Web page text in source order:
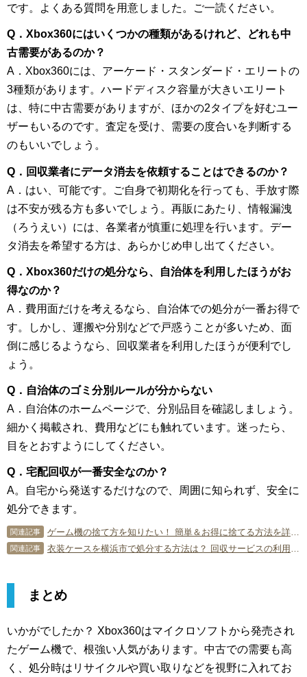
です。よくある質問を用意しました。ご一読ください。
Q．Xbox360にはいくつかの種類があるけれど、どれも中
古需要があるのか？
A．Xbox360には、アーケード・スタンダード・エリートの
3種類があります。ハードディスク容量が大きいエリート
は、特に中古需要がありますが、ほかの2タイプを好むユー
ザーもいるのです。査定を受け、需要の度合いを判断する
のもいいでしょう。
Q．回収業者にデータ消去を依頼することはできるのか？
A．はい、可能です。ご自身で初期化を行っても、手放す際
は不安が残る方も多いでしょう。再販にあたり、情報漏洩
（ろうえい）には、各業者が慎重に処理を行います。デー
タ消去を希望する方は、あらかじめ申し出てください。
Q．Xbox360だけの処分なら、自治体を利用したほうがお
得なのか？
A．費用面だけを考えるなら、自治体での処分が一番お得で
す。しかし、運搬や分別などで戸惑うことが多いため、面
倒に感じるようなら、回収業者を利用したほうが便利でし
ょう。
Q．自治体のゴミ分別ルールが分からない
A．自治体のホームページで、分別品目を確認しましょう。
細かく掲載され、費用などにも触れています。迷ったら、
目をとおすようにしてください。
Q．宅配回収が一番安全なのか？
A。自宅から発送するだけなので、周囲に知られず、安全に
処分できます。
関連記事 ゲーム機の捨て方を知りたい！ 簡単＆お得に捨てる方法を詳しく紹介！
関連記事 衣装ケースを横浜市で処分する方法は？ 回収サービスの利用方法も解説
まとめ
いかがでしたか？ Xbox360はマイクロソフトから発売され
たゲーム機で、根強い人気があります。中古での需要も高
く、処分時はリサイクルや買い取りなどを視野に入れてお